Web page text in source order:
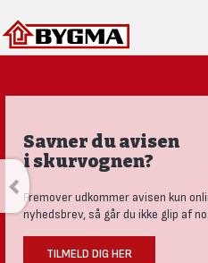
Produktnyheder
Se vores nye univers med aktuelle
håndværker.